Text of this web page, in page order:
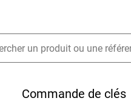
Commande de clés